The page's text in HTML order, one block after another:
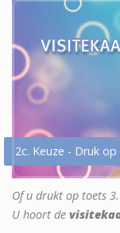
2c. Keuze - Druk
Of u drukt op toets 3.
U hoort de